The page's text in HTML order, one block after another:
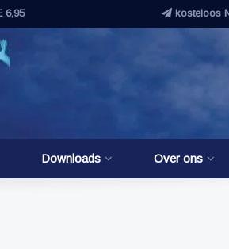
6,95 kosteloos
Downloads Over ons